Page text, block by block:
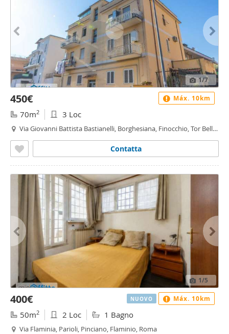
1/7
450€
70m2 3 Loc
Via Giovanni Battista Bastianelli, Borghesiana, Finocchio, Tor Bella
Contatta
Máx. 10km
1/5
400€
50m2 2 Loc 1 Bagno
Via Flaminia, Parioli, Pinciano, Flaminio, Roma
NUOVO Máx. 10km